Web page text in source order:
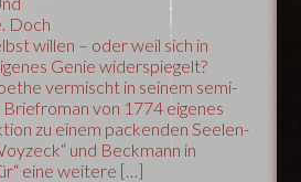
Doch
willen – oder weil sich in
Genie widerspiegelt?
vermischt in seinem semi-
von 1774 eigenes
zu einem packenden Seelen-
und Beckmann in
eine weitere […]